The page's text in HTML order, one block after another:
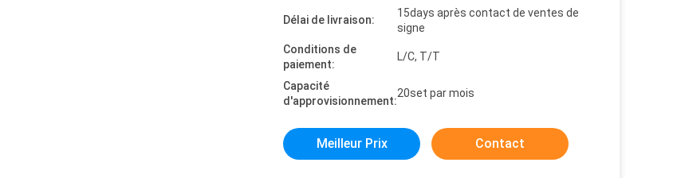
Délai de livraison:
15days après contact de ventes de
signe
Conditions de
paiement:
L/C, T/T
Capacité
d'approvisionnement:
20set par mois
Meilleur Prix Contact